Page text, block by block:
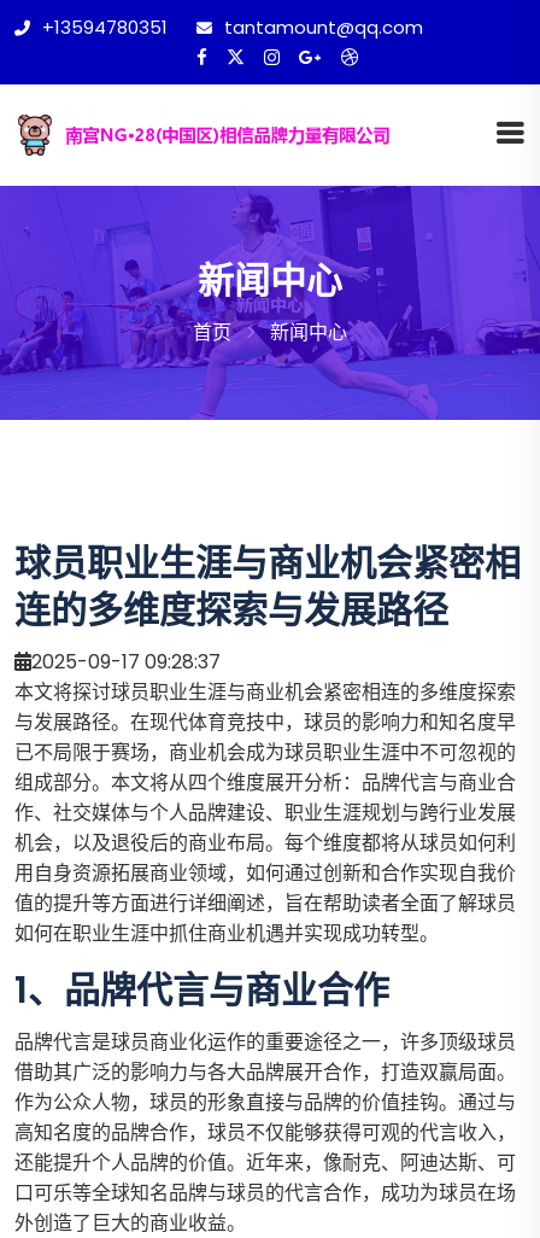
+13594780351 tantamount@qq.com
新闻中心
首页 新闻中心
球员职业生涯与商业机会紧密相
连的多维度探索与发展路径
2025-09-17 09:28:37
本文将探讨球员职业生涯与商业机会紧密相连的多维度探索
与发展路径。在现代体育竞技中，球员的影响力和知名度早
已不局限于赛场，商业机会成为球员职业生涯中不可忽视的
组成部分。本文将从四个维度展开分析：品牌代言与商业合
作、社交媒体与个人品牌建设、职业生涯规划与跨行业发展
机会，以及退役后的商业布局。每个维度都将从球员如何利
用自身资源拓展商业领域，如何通过创新和合作实现自我价
值的提升等方面进行详细阐述，旨在帮助读者全面了解球员
如何在职业生涯中抓住商业机遇并实现成功转型。
1、品牌代言与商业合作
品牌代言是球员商业化运作的重要途径之一，许多顶级球员
借助其广泛的影响力与各大品牌展开合作，打造双赢局面。
作为公众人物，球员的形象直接与品牌的价值挂钩。通过与
高知名度的品牌合作，球员不仅能够获得可观的代言收入，
还能提升个人品牌的价值。近年来，像耐克、阿迪达斯、可
口可乐等全球知名品牌与球员的代言合作，成功为球员在场
外创造了巨大的商业收益。